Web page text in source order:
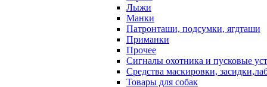
Лыжи
Манки
Патронташи, подсумки, ягдташи
Приманки
Прочее
Сигналы охотника и пусковые
Средства маскировки,
Товары для собак